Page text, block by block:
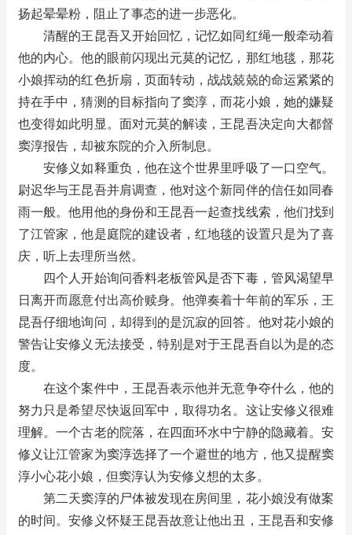
扬起晕晕粉，阻止了事态的进一步恶化。
清醒的王昆吾又开始回忆，记忆如同红绳一般牵动着
他的内心。他的眼前闪现出元莫的记忆，那红地毯，那花
小娘挥动的红色折扇，页面转动，战战兢兢的命运紧紧的
持在手中，猜测的目标指向了窦淳，而花小娘，她的嫌疑
也变得如此明显。面对元莫的解读，王昆吾决定向大都督
窦淳报告，却被东院的介入所制息。
安修义如释重负，他在这个世界里呼吸了一口空气。
尉迟华与王昆吾并肩调查，他对这个新同伴的信任如同春
雨一般。他用他的身份和王昆吾一起查找线索，他们找到
了江管家，他是庭院的建设者，红地毯的设置只是为了喜
庆，听上去理所当然。
四个人开始询问香料老板管风是否下毒，管风渴望早
日离开而愿意付出高价赎身。他弹奏着十年前的军乐，王
昆吾仔细地询问，却得到的是沉寂的回答。他对花小娘的
警告让安修义无法接受，特别是对于王昆吾自以为是的态
度。
在这个案件中，王昆吾表示他并无意争夺什么，他的
努力只是希望尽快返回军中，取得功名。这让安修义很难
理解。一个古老的院落，在四面环水中宁静的隐藏着。安
修义让江管家为窦淳选择了一个避世的地方，他又提醒窦
淳小心花小娘，但窦淳认为安修义想的太多。
第二天窦淳的尸体被发现在房间里，花小娘没有做案
的时间。安修义怀疑王昆吾故意让他出丑，王昆吾和安修